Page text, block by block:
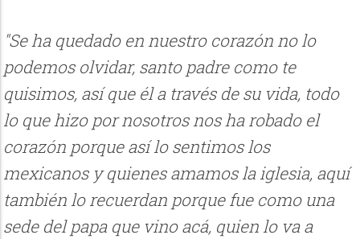
"Se ha quedado en nuestro corazón no lo
podemos olvidar, santo padre como te
quisimos, así que él a través de su vida, todo
lo que hizo por nosotros nos ha robado el
corazón porque así lo sentimos los
mexicanos y quienes amamos la iglesia, aquí
también lo recuerdan porque fue como una
sede del papa que vino acá, quien lo va a